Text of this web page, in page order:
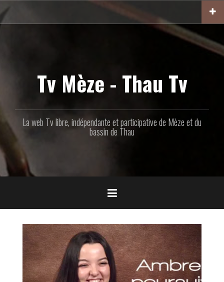
au
contenu
Tv Mèze - Thau Tv
La web Tv libre, indépendante et participative de Mèze et du
bassin de Thau